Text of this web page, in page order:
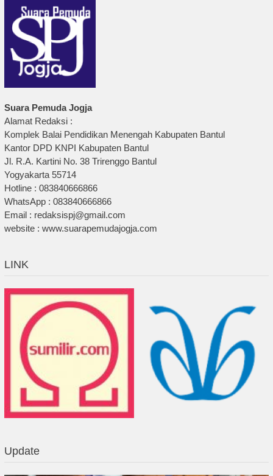
Suara Pemuda Jogja
Alamat Redaksi :
Komplek Balai Pendidikan Menengah Kabupaten Bantul
Kantor DPD KNPI Kabupaten Bantul
Jl. R.A. Kartini No. 38 Trirenggo Bantul
Yogyakarta 55714
Hotline : 083840666866
WhatsApp : 083840666866
Email : redaksispj@gmail.com
website : www.suarapemudajogja.com
LINK
Update